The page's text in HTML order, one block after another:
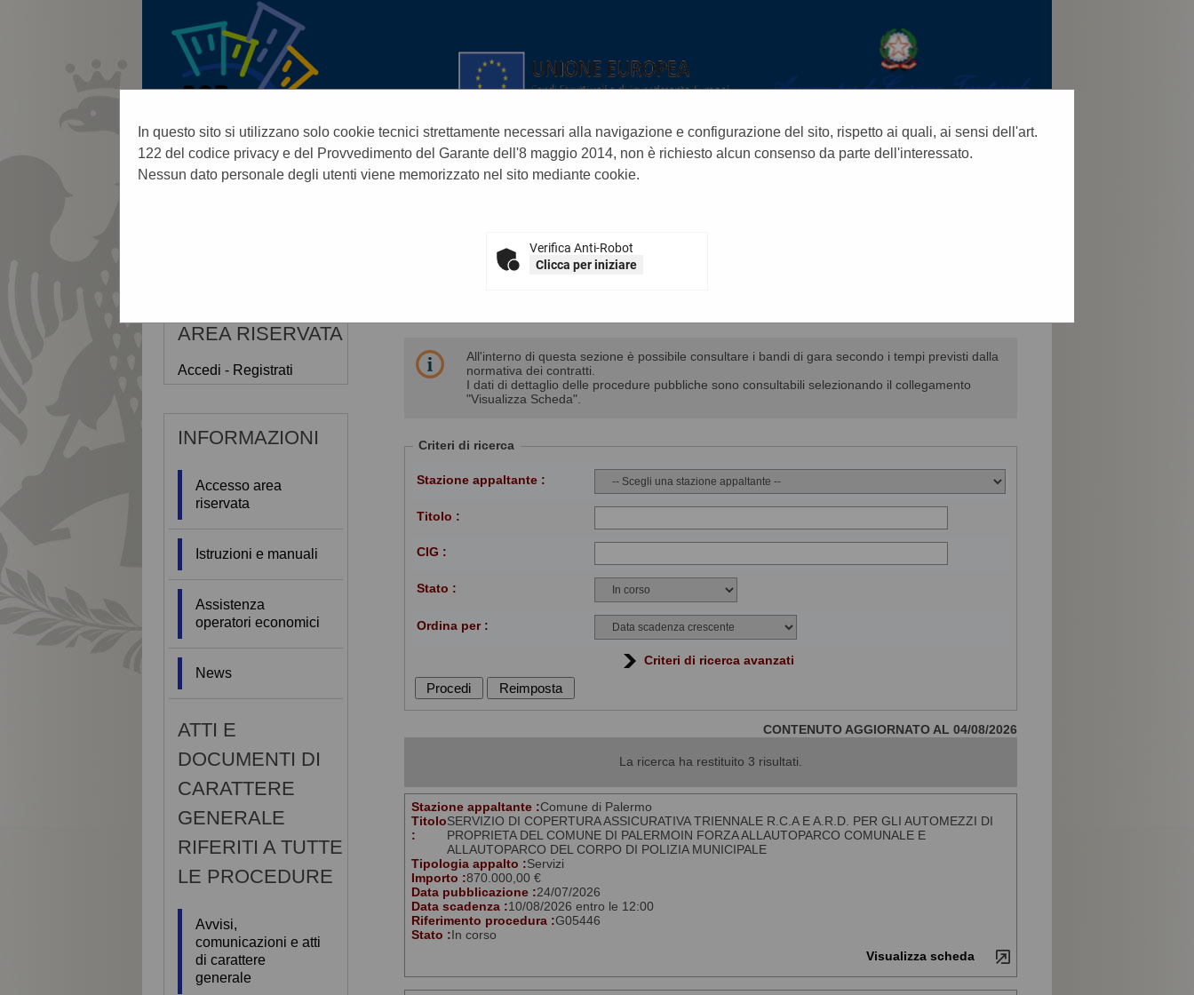
In questo sito si utilizzano solo cookie tecnici strettamente necessari alla navigazione e configurazione del sito, rispetto ai quali, ai sensi dell'art.
122 del codice privacy e del Provvedimento del Garante dell'8 maggio 2014, non è richiesto alcun consenso da parte dell'interessato.
Nessun dato personale degli utenti viene memorizzato nel sito mediante cookie.
Verifica Anti-Robot
Clicca per iniziare
AREA RISERVATA
Accedi - Registrati
INFORMAZIONI
Accesso area
riservata
Istruzioni e manuali
Assistenza
operatori economici
News
ATTI E
DOCUMENTI DI
CARATTERE
GENERALE
RIFERITI A TUTTE
LE PROCEDURE
Avvisi,
comunicazioni e atti
di carattere
generale
All'interno di questa sezione è possibile consultare i bandi di gara secondo i tempi previsti dalla
normativa dei contratti.
I dati di dettaglio delle procedure pubbliche sono consultabili selezionando il collegamento
"Visualizza Scheda".
Criteri di ricerca
Stazione appaltante :
Titolo :
CIG :
Stato :
Ordina per :
Criteri di ricerca avanzati
CONTENUTO AGGIORNATO AL 04/08/2026
La ricerca ha restituito 3 risultati.
Stazione appaltante :Comune di Palermo
Titolo
:
SERVIZIO DI COPERTURA ASSICURATIVA TRIENNALE R.C.A E A.R.D. PER GLI AUTOMEZZI DI
PROPRIETA DEL COMUNE DI PALERMOIN FORZA ALLAUTOPARCO COMUNALE E
ALLAUTOPARCO DEL CORPO DI POLIZIA MUNICIPALE
Tipologia appalto :Servizi
Importo :870.000,00 €
Data pubblicazione :24/07/2026
Data scadenza :10/08/2026 entro le 12:00
Riferimento procedura :G05446
Stato :In corso
Visualizza scheda